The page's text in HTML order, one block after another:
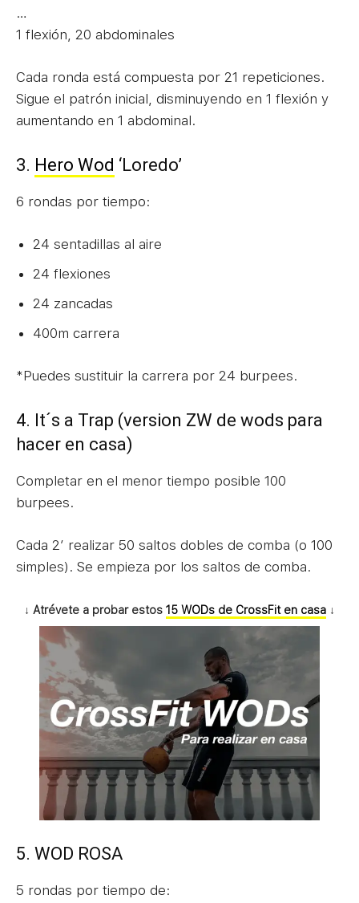
…
1 flexión, 20 abdominales
Cada ronda está compuesta por 21 repeticiones.
Sigue el patrón inicial, disminuyendo en 1 flexión y
aumentando en 1 abdominal.
3. Hero Wod ‘Loredo’
6 rondas por tiempo:
24 sentadillas al aire
24 flexiones
24 zancadas
400m carrera
*Puedes sustituir la carrera por 24 burpees.
4. It´s a Trap (version ZW de wods para
hacer en casa)
Completar en el menor tiempo posible 100
burpees.
Cada 2′ realizar 50 saltos dobles de comba (o 100
simples). Se empieza por los saltos de comba.
↓ Atrévete a probar estos 15 WODs de CrossFit en casa ↓
5. WOD ROSA
5 rondas por tiempo de: